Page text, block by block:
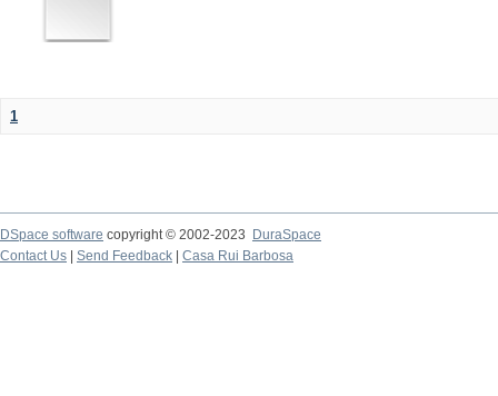
1
DSpace software copyright © 2002-2023
DuraSpace
Contact Us
Send Feedback Casa Rui Barbosa